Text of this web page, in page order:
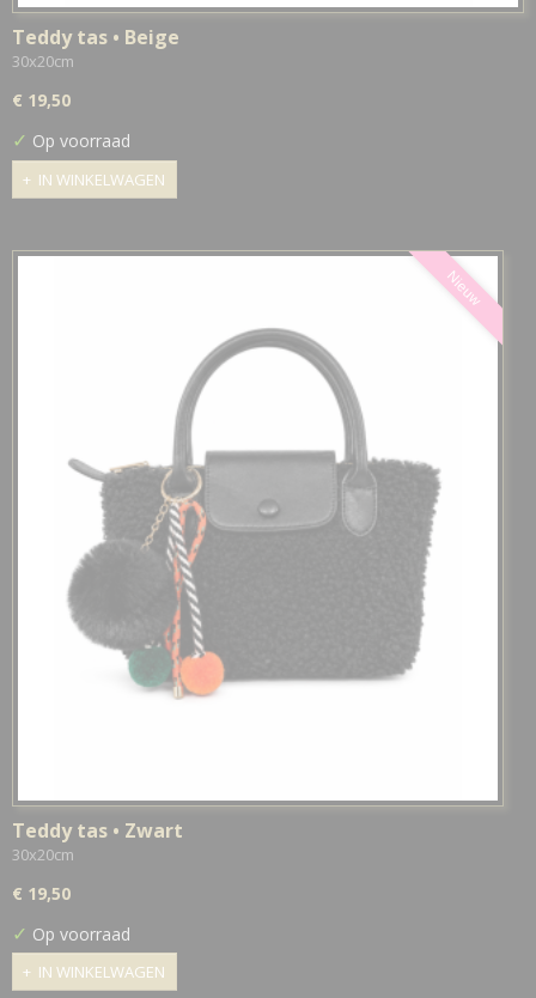
Teddy tas • Beige
30x20cm
€ 19,50
✓ Op voorraad
IN WINKELWAGEN
Nieuw
Teddy tas • Zwart
30x20cm
€ 19,50
✓ Op voorraad
IN WINKELWAGEN